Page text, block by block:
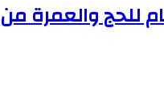
للحج والعمرة